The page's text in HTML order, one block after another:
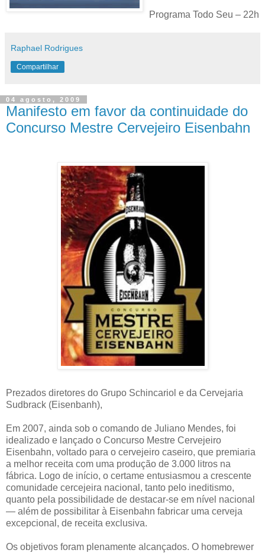
Programa Todo Seu – 22h
Raphael Rodrigues
Compartilhar
04 agosto, 2009
Manifesto em favor da continuidade do
Concurso Mestre Cervejeiro Eisenbahn
Prezados diretores do Grupo Schincariol e da Cervejaria
Sudbrack (Eisenbanh),
Em 2007, ainda sob o comando de Juliano Mendes, foi
idealizado e lançado o Concurso Mestre Cervejeiro
Eisenbahn, voltado para o cervejeiro caseiro, que premiaria
a melhor receita com uma produção de 3.000 litros na
fábrica. Logo de início, o certame entusiasmou a crescente
comunidade cercejeira nacional, tanto pelo ineditismo,
quanto pela possibilidade de destacar-se em nível nacional
— além de possibilitar à Eisenbahn fabricar uma cerveja
excepcional, de receita exclusiva.
Os objetivos foram plenamente alcançados. O homebrewer